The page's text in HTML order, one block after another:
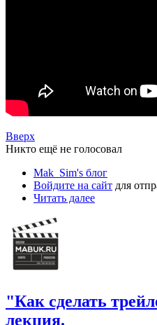
Вверх
Никто ещё не голосовал
Mak_Sim's блог
Войдите на сайт для
Читать далее
"Как сделать
лекция.